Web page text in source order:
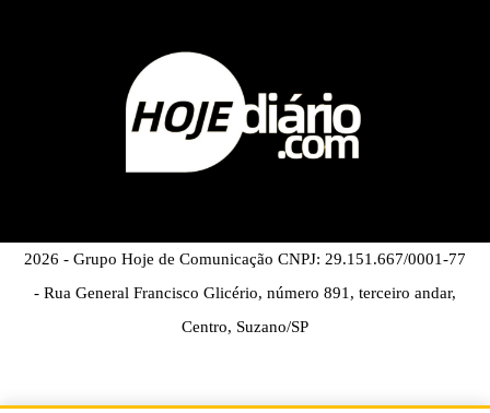
2026 - Grupo Hoje de Comunicação CNPJ: 29.151.667/0001-77
- Rua General Francisco Glicério, número 891, terceiro andar,
Centro, Suzano/SP